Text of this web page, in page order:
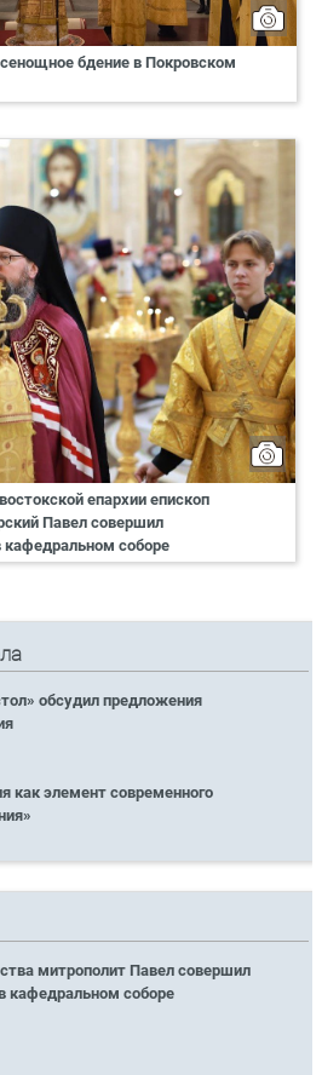
бдение в Покровском
епархии епископ
Павел совершил
соборе
обсудил предложения
как элемент современного
митрополит Павел совершил
кафедральном соборе